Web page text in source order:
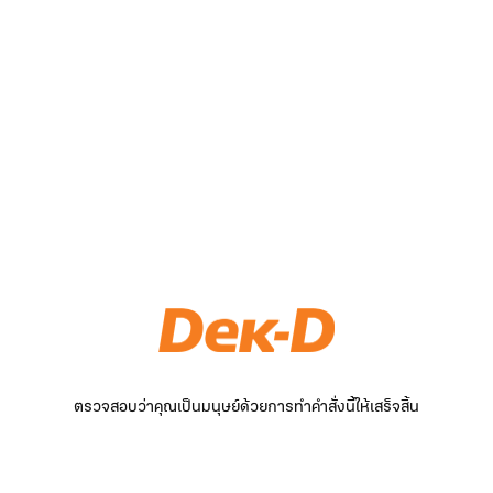
ตรวจสอบว่าคุณเป็นมนุษย์ด้วยการทำคำสั่งนี้ให้เสร็จสิ้น